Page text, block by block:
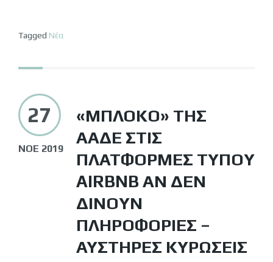
Tagged Νέα
27
ΝΟΈ 2019
«ΜΠΛΌΚΟ» ΤΗΣ
ΑΑΔΕ ΣΤΙΣ
ΠΛΑΤΦΌΡΜΕΣ ΤΎΠΟΥ
AIRBNB ΑΝ ΔΕΝ
ΔΊΝΟΥΝ
ΠΛΗΡΟΦΟΡΊΕΣ –
ΑΥΣΤΗΡΈΣ ΚΥΡΏΣΕΙΣ